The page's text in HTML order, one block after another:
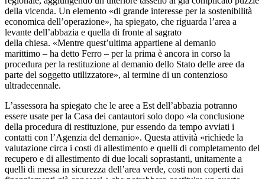
della vicenda. Un elemento «di grande interesse per la sostenibilità
economica dell’operazione», ha spiegato, che riguarda l’area a
levante dell’abbazia e quella di fronte al sagrato
della chiesa. «Mentre quest’ultima appartiene al demanio
marittimo – ha detto Ferro – per la prima è ancora in corso la
procedura per la restituzione al demanio dello Stato delle aree da
parte del soggetto utilizzatore», al termine di un contenzioso
ultradecennale.
L’assessora ha spiegato che le aree a Est dell’abbazia potranno
essere usate per la Casa dei cantautori solo dopo «la conclusione
della procedura di restituzione, pur essendo da tempo avviati i
contatti con l’Agenzia del demanio». Questa attività «richiede la
valutazione circa i costi di allestimento e quelli di completamento del
recupero e di allestimento di due locali soprastanti, unitamente a
quelli di messa in sicurezza dell’area verde, costi non coperti dai